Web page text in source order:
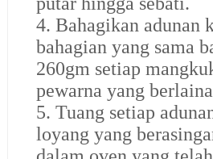
4. Bahagikan adunan
bahagian yang sama
260gm setiap
pewarna yang
5. Tuang setiap
loyang yang